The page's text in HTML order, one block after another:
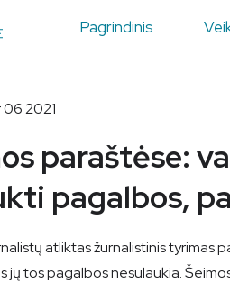
Pagrindinis
2021
paraštėse:
pagalbos,
atliktas žurnalistinis tyrimas
jų tos pagalbos nesulaukia.